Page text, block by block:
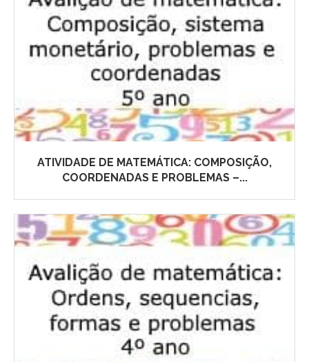
ATIVIDADE DE MATEMÁTICA: COMPOSIÇÃO,
COORDENADAS E PROBLEMAS –...